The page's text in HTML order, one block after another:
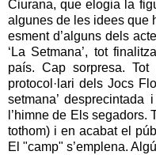
Ciurana, que elogia la
algunes de les idees que
esment d’alguns dels
‘La Setmana’, tot
país. Cap sorpresa.
protocol·lari dels Jocs
setmana’
l’himne de Els segadors.
tothom) i en acabat el
El "camp" s’emplena.